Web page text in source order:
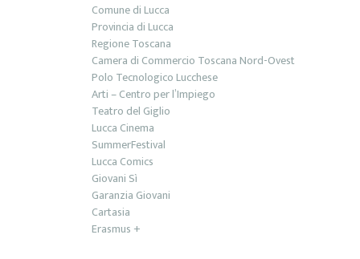
Comune di Lucca
Provincia di Lucca
Regione Toscana
Camera di Commercio Toscana Nord-Ovest
Polo Tecnologico Lucchese
Arti – Centro per l’Impiego
Teatro del Giglio
Lucca Cinema
SummerFestival
Lucca Comics
Giovani Sì
Garanzia Giovani
Cartasia
Erasmus +